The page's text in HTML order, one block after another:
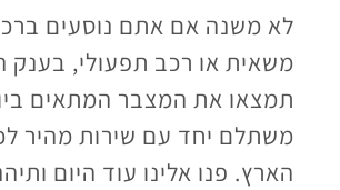
לא משנה אם אתם נוסעים
משאית או רכב תפעולי, בענק
תמצאו את המצבר המתאים
משתלם יחד עם שירות מהיר
הארץ. פנו אלינו עוד היום